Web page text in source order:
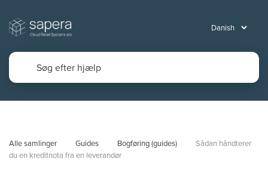
Alle samlinger Guides Bogføring (guides)
Sådan håndterer
du en kreditnota fra en leverandør